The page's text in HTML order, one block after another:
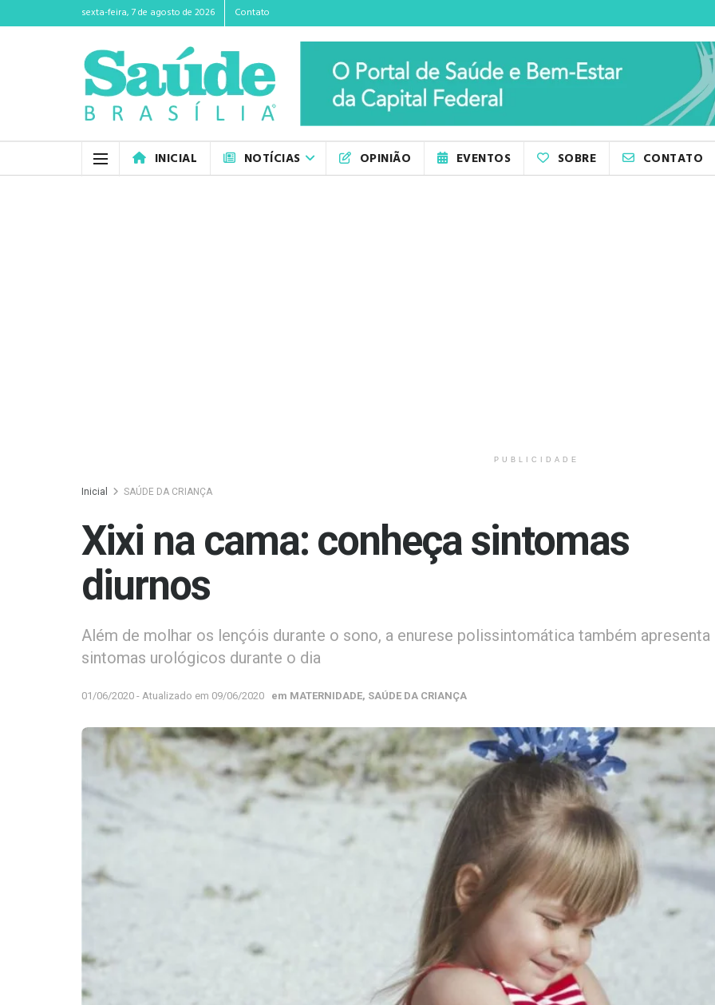
sexta-feira, 7 de agosto de 2026 Contato
INICIAL NOTÍCIAS OPINIÃO EVENTOS SOBRE CONTATO
PUBLICIDADE
Inicial SAÚDE DA CRIANÇA
Xixi na cama: conheça sintomas
diurnos
Além de molhar os lençóis durante o sono, a enurese polissintomática também apresenta
sintomas urológicos durante o dia
01/06/2020 - Atualizado em 09/06/2020 em MATERNIDADE, SAÚDE DA CRIANÇA